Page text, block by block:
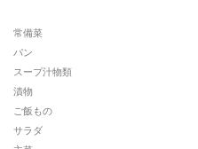
常備菜
パン
スープ汁物類
漬物
ご飯もの
サラダ